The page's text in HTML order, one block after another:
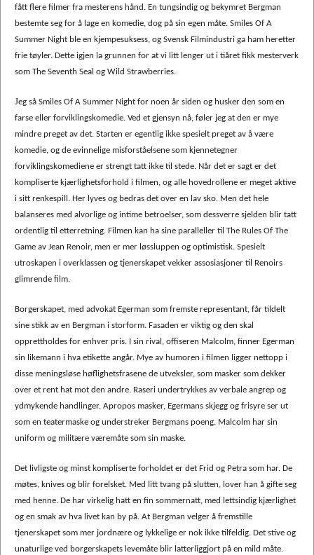
fått flere filmer fra mesterens hånd. En tungsindig og bekymret Bergman
bestemte seg for å lage en komedie, dog på sin egen måte. Smiles Of A
Summer Night ble en kjempesuksess, og Svensk Filmindustri ga ham heretter
frie tøyler. Dette igjen la grunnen for at vi litt lenger ut i tiåret fikk mesterverk
som The Seventh Seal og Wild Strawberries.
Jeg så Smiles Of A Summer Night for noen år siden og husker den som en
farse eller forviklingskomedie. Ved et gjensyn nå, føler jeg at den er mye
mindre preget av det. Starten er egentlig ikke spesielt preget av å være
komedie, og de evinnelige misforståelsene som kjennetegner
forviklingskomediene er strengt tatt ikke til stede. Når det er sagt er det
kompliserte kjærlighetsforhold i filmen, og alle hovedrollene er meget aktive
i sitt renkespill. Her lyves og bedras det over en lav sko. Men det hele
balanseres med alvorlige og intime betroelser, som dessverre sjelden blir tatt
ordentlig til etterretning. Filmen kan ha sine paralleller til The Rules Of The
Game av Jean Renoir, men er mer løssluppen og optimistisk. Spesielt
utroskapen i overklassen og tjenerskapet vekker assosiasjoner til Renoirs
glimrende film.
Borgerskapet, med advokat Egerman som fremste representant, får tildelt
sine stikk av en Bergman i storform. Fasaden er viktig og den skal
opprettholdes for enhver pris. I sin rival, offiseren Malcolm, finner Egerman
sin likemann i hva etikette angår. Mye av humoren i filmen ligger nettopp i
disse meningsløse høflighetsfrasene de utveksler, som masker som dekker
over et rent hat mot den andre. Raseri undertrykkes av verbale angrep og
ydmykende handlinger. Apropos masker, Egermans skjegg og frisyre ser ut
som en teatermaske og understreker Bergmans poeng. Malcolm har sin
uniform og militære væremåte som sin maske.
Det livligste og minst kompliserte forholdet er det Frid og Petra som har. De
møtes, knives og blir forelsket. Med litt tvang på slutten, lover han å gifte seg
med henne. De har virkelig hatt en fin sommernatt, med lettsindig kjærlighet
og en smak av hva livet kan by på. At Bergman velger å fremstille
tjenerskapet som mer jordnære og lykkelige er nok ikke tilfeldig. Det stive og
unaturlige ved borgerskapets levemåte blir latterliggjort på en mild måte.